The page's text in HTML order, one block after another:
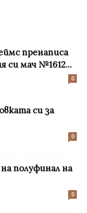
пренаписа
си мач №1612...
0
си за
0
полуфинал на
0